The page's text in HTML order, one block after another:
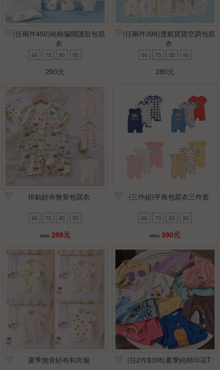
(任兩件450)純棉偏開護肚包屁
衣
66 73 80 90
290元
(任兩件398)透氣寶寶空調包屁
衣
66 73 80 90
280元
排釦紗布無骨包屁衣
66 73 80 90
390元 299元
(三件組)平角包屁衣三件套
66 73 80 90
690元 390元
夏季無骨紗布和尚服 (任2件$398)夏季純棉印花T